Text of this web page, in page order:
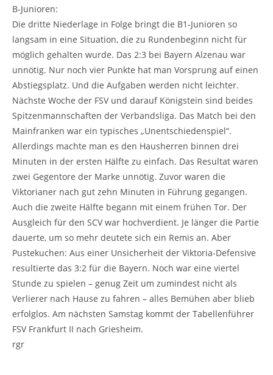
B-Junioren:
Die dritte Niederlage in Folge bringt die B1-Junioren so
langsam in eine Situation, die zu Rundenbeginn nicht für
möglich gehalten wurde. Das 2:3 bei Bayern Alzenau war
unnötig. Nur noch vier Punkte hat man Vorsprung auf einen
Abstiegsplatz. Und die Aufgaben werden nicht leichter.
Nächste Woche der FSV und darauf Königstein sind beides
Spitzenmannschaften der Verbandsliga. Das Match bei den
Mainfranken war ein typisches „Unentschiedenspiel“.
Allerdings machte man es den Hausherren binnen drei
Minuten in der ersten Hälfte zu einfach. Das Resultat waren
zwei Gegentore der Marke unnötig. Zuvor waren die
Viktorianer nach gut zehn Minuten in Führung gegangen.
Auch die zweite Hälfte begann mit einem frühen Tor. Der
Ausgleich für den SCV war hochverdient. Je länger die Partie
dauerte, um so mehr deutete sich ein Remis an. Aber
Pustekuchen: Aus einer Unsicherheit der Viktoria-Defensive
resultierte das 3:2 für die Bayern. Noch war eine viertel
Stunde zu spielen – genug Zeit um zumindest nicht als
Verlierer nach Hause zu fahren – alles Bemühen aber blieb
erfolglos. Am nächsten Samstag kommt der Tabellenführer
FSV Frankfurt II nach Griesheim.
rgr